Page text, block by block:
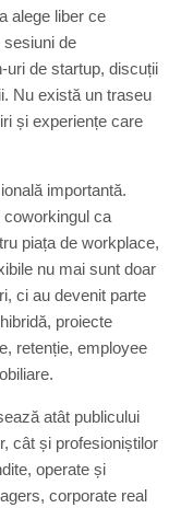
alege liber ce
sesiuni de
uri de startup, discuții
Nu există un traseu
și experiențe care
importantă.
coworkingul ca
piața de workplace,
nu mai sunt doar
ci au devenit parte
proiecte
retenție, employee
atât publicului
cât și profesioniștilor
operate și
corporate real